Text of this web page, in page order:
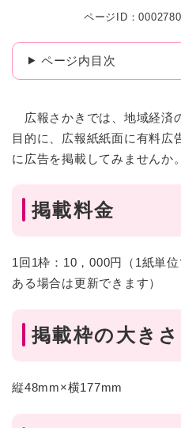
ページID：0002780
ページ内目次
広報さかきでは、地域経済
目的に、広報紙紙面に有料広
に広告を掲載してみませんか。
掲載料金
1回1枠：10，000円（1紙単
ある場合は更新できます）
掲載枠の大きさ
縦48mm×横177mm